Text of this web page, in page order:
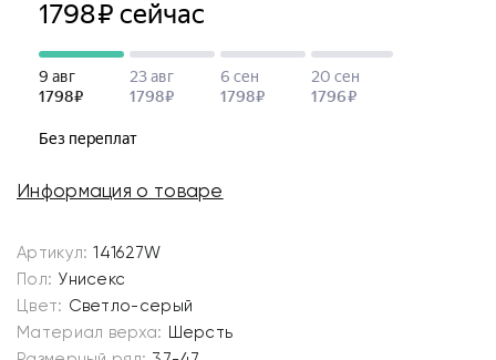
Информация о товаре
Артикул: 141627W
Пол: Унисекс
Цвет: Светло-серый
Материал верха: Шерсть